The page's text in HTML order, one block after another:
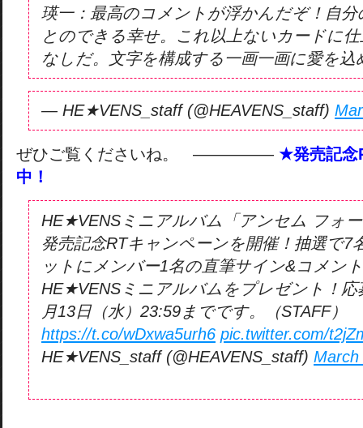
瑛一：最高のコメントが浮かんだぞ！自
とのできる幸せ。これ以上ないカードに
なしだ。文字を構成する一画一画に愛を込
— HE★VENS_staff (@HEAVENS_staff)
ぜひご覧くださいね。 ――――― ★発売記念
中！
HE★VENSミニアルバム「アンセム フォ
発売記念RTキャンペーンを開催！抽選で7
ットにメンバー1名の直筆サイン&コメン
HE★VENSミニアルバムをプレゼント！応
月13日（水）23:59までです。（STAFF）
https://t.co/wDxwa5urh6 pic.twitter.com/
HE★VENS_staff (@HEAVENS_staff) March